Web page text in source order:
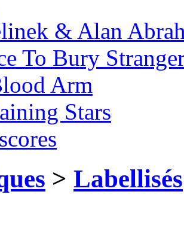
& Alan
To Bury
Arm
Stars
> Labellisés